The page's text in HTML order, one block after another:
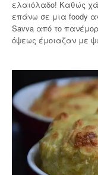
ελαιόλαδο! Καθώς
επάνω σε μια foody
Savva από το
όψεως έμοιαζαν με